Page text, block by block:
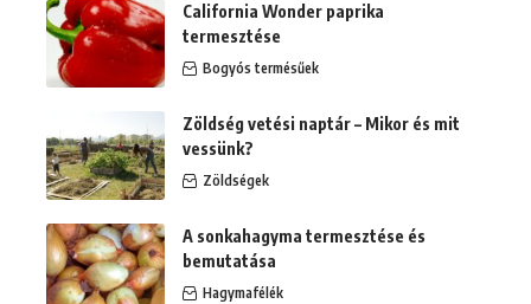
California Wonder paprika
termesztése
Bogyós termésűek
Zöldség vetési naptár – Mikor és mit
vessünk?
Zöldségek
A sonkahagyma termesztése és
bemutatása
Hagymafélék